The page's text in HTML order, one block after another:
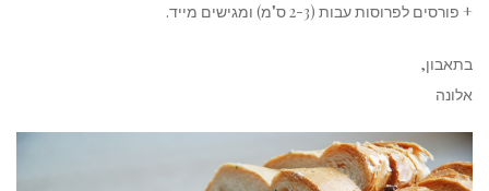
+ פורסים לפרוסות עבות (2-3 ס"מ) ומגישים מייד.
בתאבון,
אלונה